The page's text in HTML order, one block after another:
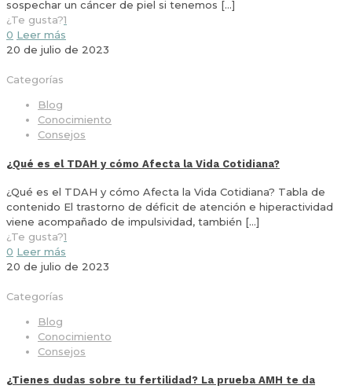
sospechar un cáncer de piel si tenemos […]
¿Te gusta?1
0 Leer más
20 de julio de 2023
Categorías
Blog
Conocimiento
Consejos
¿Qué es el TDAH y cómo Afecta la Vida Cotidiana?
¿Qué es el TDAH y cómo Afecta la Vida Cotidiana? Tabla de
contenido El trastorno de déficit de atención e hiperactividad
viene acompañado de impulsividad, también […]
¿Te gusta?1
0 Leer más
20 de julio de 2023
Categorías
Blog
Conocimiento
Consejos
¿Tienes dudas sobre tu fertilidad? La prueba AMH te da